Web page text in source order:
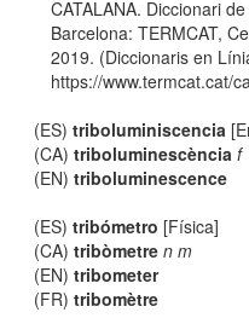
CATALANA. Diccionari
Barcelona: TERMCAT,
2019. (Diccionaris en
https://www.termcat.cat/
(ES)triboluminiscencia
(CA)triboluminescència f
(EN)triboluminescence
(ES)tribómetro [Física]
(CA)tribòmetre n m
(EN)tribometer
(FR)tribomètre